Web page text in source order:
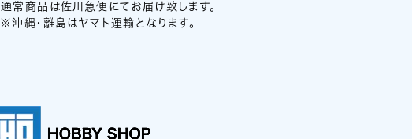
通常商品は佐川急便にてお届け致します。
※沖縄・離島はヤマト運輸となります。